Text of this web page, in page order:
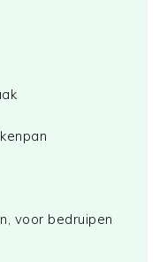
voor bedruipen